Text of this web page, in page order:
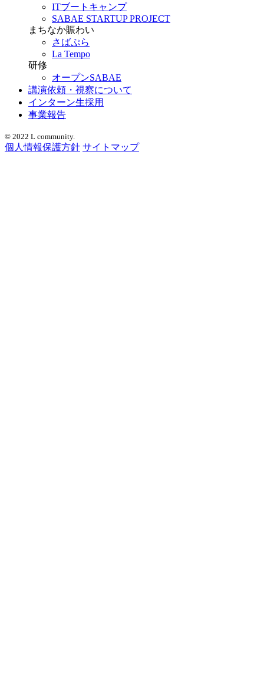
ITブートキャンプ
SABAE STARTUP PROJECT
まちなか賑わい
さばぷら
La Tempo
研修
オープンSABAE
講演依頼・視察について
インターン生採用
事業報告
© 2022 L community.
個人情報保護方針 サイトマップ